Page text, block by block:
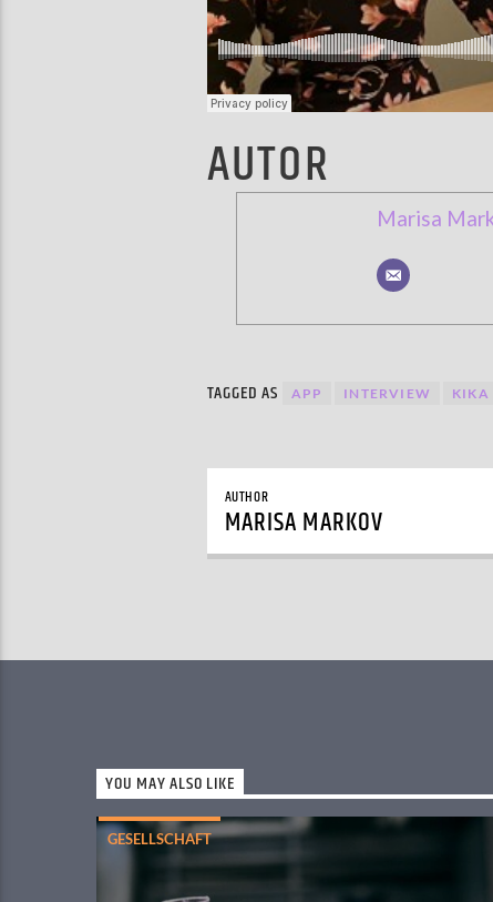
AUTOR
Marisa
TAGGED AS APP INTERVIEW KIKA
AUTHOR
MARISA MARKOV
YOU MAY ALSO LIKE
GESELLSCHAFT